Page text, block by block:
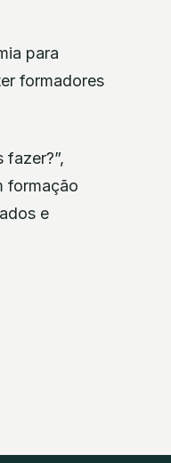
para
formadores
formação
e